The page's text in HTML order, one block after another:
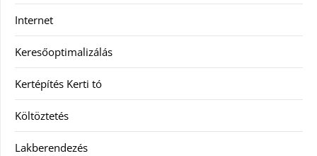
Internet
Keresőoptimalizálás
Kertépítés Kerti tó
Költöztetés
Lakberendezés